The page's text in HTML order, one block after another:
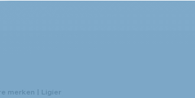
merken | Ligier